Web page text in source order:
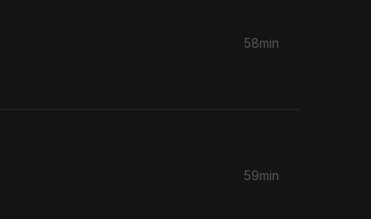
58min
59min